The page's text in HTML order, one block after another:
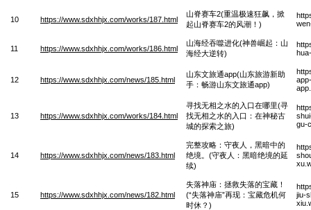
10 https://www.sdxhhjx.com/works/187.html
山脊赛车2(重温极速狂飙，掀
起山脊赛车2的风潮！)
11 https://www.sdxhhjx.com/works/186.html
山海经吞噬进化(神兽崛起：山
海经大逆转)
12 https://www.sdxhhjx.com/news/185.html
山东文旅通app(山东旅游新助
手：畅游山东文旅通app)
13 https://www.sdxhhjx.com/works/184.html
寻找无相之水的入口在哪里(寻
找无相之水的入口：在神秘古
城的探索之旅)
gu-
14 https://www.sdxhhjx.com/news/183.html
完整攻略：守夜人，黑暗中的
绝境。(守夜人：黑暗绝境的延
续)
15 https://www.sdxhhjx.com/news/182.html
失落神庙：拯救失落的宝藏！
(“失落神庙”再现：宝藏危机何
时休？)
jiu-